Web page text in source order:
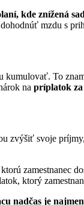
kde znížená
dohodnúť mzdu s
To
na príplatok za
zvýšiť svoje
zamestnanec
ktorý
nadčas je